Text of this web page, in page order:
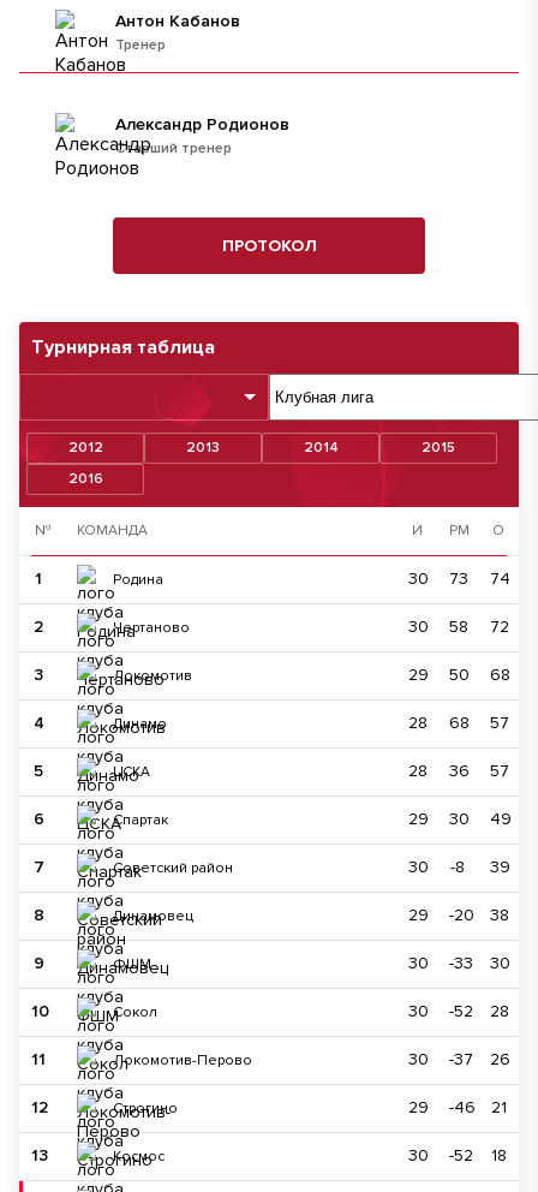
Турнирная таблица
2012 2013 2014
2015
2016
№ КОМАНДА И РМ О
1 Родина 30 73 74
2 Чертаново 30 58 72
3 Локомотив 29 50 68
4 Динамо 28 68 57
5 ЦСКА 28 36 57
6 Спартак 29 30 49
7 Советский район 30 -8 39
8 Динамовец 29 -20 38
9 ФШМ 30 -33 30
10 Сокол 30 -52 28
11 Локомотив-Перово 30 -37 26
12 Строгино 29 -46 21
13 Космос 30 -52 18
Тренер
Антон Кабанов
Старший тренер
Александр Родионов
ПРОТОКОЛ